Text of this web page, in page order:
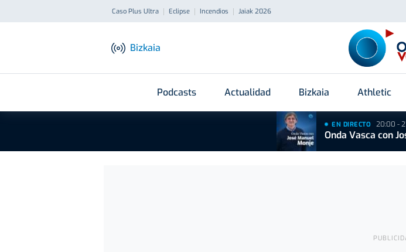
Caso Plus Ultra Eclipse Incendios Jaiak 2026
Bizkaia
Podcasts Actualidad Bizkaia Athletic
EN DIRECTO 20:00 -
Onda Vasca con